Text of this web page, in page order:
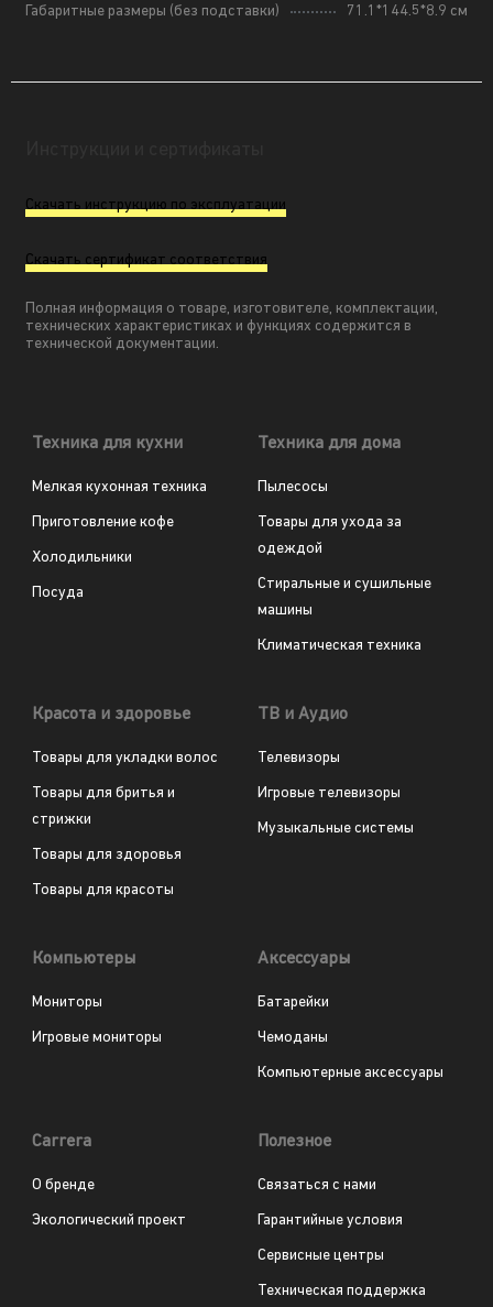
Габаритные размеры (без подставки)
71.1*144.5*8.9 см
Скачать инструкцию по эксплуатации
Скачать сертификат соответствия
Полная информация о товаре, изготовителе, комплектации,
технических характеристиках и функциях содержится в
технической документации.
Техника для кухни
Мелкая кухонная техника
Приготовление кофе
Холодильники
Посуда
Техника для дома
Пылесосы
Товары для ухода за
одеждой
Стиральные и сушильные
машины
Климатическая техника
Красота и здоровье
Товары для укладки волос
Товары для бритья и
стрижки
Товары для здоровья
Товары для красоты
ТВ и Аудио
Телевизоры
Игровые телевизоры
Музыкальные системы
Компьютеры
Мониторы
Игровые мониторы
Аксессуары
Батарейки
Чемоданы
Компьютерные аксессуары
Carrera
О бренде
Экологический проект
Полезное
Связаться с нами
Гарантийные условия
Сервисные центры
Техническая поддержка